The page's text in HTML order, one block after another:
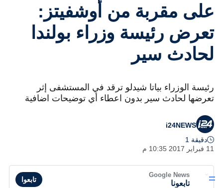
على مقربة من أوشفيتز:
تعرض رئيسة وزراء بولندا
لحادث سير
رئيسة الوزراء بياتا شيدلو ترقد في المستشفى إثر
تعرضها لحادث سير بدون اعطاء أي توضيحات اضافية
i24NEWS
دقيقة 1
11 فبراير 2017 10:35 م
Google News
تابعونا تابعوا